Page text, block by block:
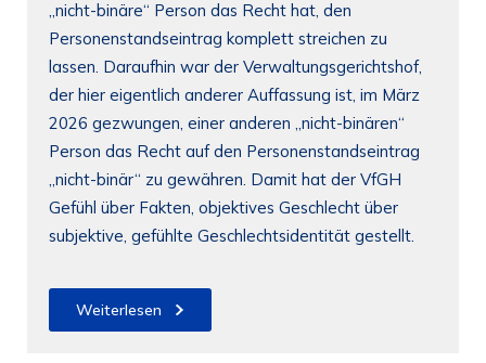
„nicht-binäre“ Person das Recht hat, den
Personenstandseintrag komplett streichen zu
lassen. Daraufhin war der Verwaltungsgerichtshof,
der hier eigentlich anderer Auffassung ist, im März
2026 gezwungen, einer anderen „nicht-binären“
Person das Recht auf den Personenstandseintrag
„nicht-binär“ zu gewähren. Damit hat der VfGH
Gefühl über Fakten, objektives Geschlecht über
subjektive, gefühlte Geschlechtsidentität gestellt.
Weiterlesen